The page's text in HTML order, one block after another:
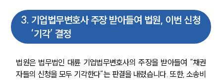
3. 기업법무변호사 주장 받아들여 법원, 이번 신청
‘기각’ 결정
법원은 법무법인 대륜 기업법무변호사의 주장을 받아들여 “채권
자들의 신청을 모두 기각한다”는 판결을 내렸습니다. 또한, 소송비